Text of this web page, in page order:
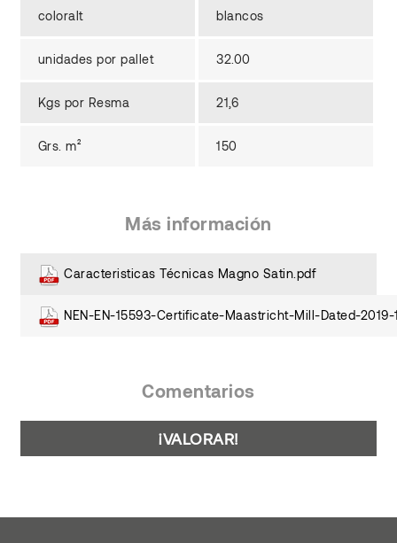
coloralt blancos
unidades por pallet 32.00
Kgs por Resma 21,6
Grs. m² 150
Más información
Caracteristicas Técnicas Magno Satin.pdf
NEN-EN-15593-Certificate-Maastricht-Mill-Dated-
Comentarios
¡VALORAR!